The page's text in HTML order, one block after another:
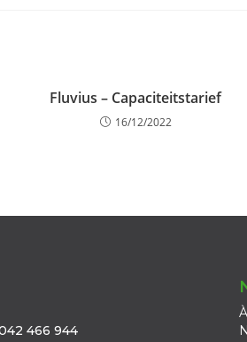
Fluvius – Capaciteitstarief
16/12/2022
466 944